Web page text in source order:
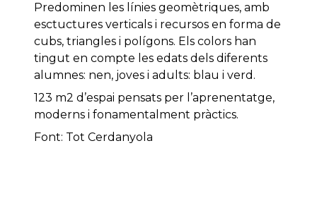
Predominen les línies geomètriques, amb
esctuctures verticals i recursos en forma de
cubs, triangles i polígons. Els colors han
tingut en compte les edats dels diferents
alumnes: nen, joves i adults: blau i verd.
123 m2 d’espai pensats per l’aprenentatge,
moderns i fonamentalment pràctics.
Font: Tot Cerdanyola